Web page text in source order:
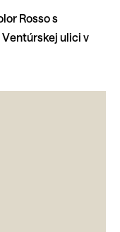
Rosso s
ulici v